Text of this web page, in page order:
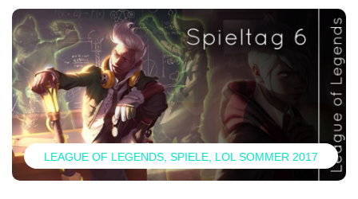
LEAGUE OF LEGENDS SPIELE LOL SOMMER 2017